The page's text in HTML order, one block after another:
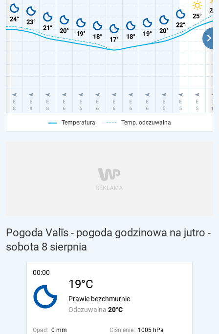
Temperatura Temp. odczuwalna
Pogoda Valīs - pogoda godzinowa na jutro -
sobota 8 sierpnia
00:00
19°C
Odczuwalna 20°C
Prawie bezchmurnie
Opad: 0 mm Ciśnienie: 1005 hPa